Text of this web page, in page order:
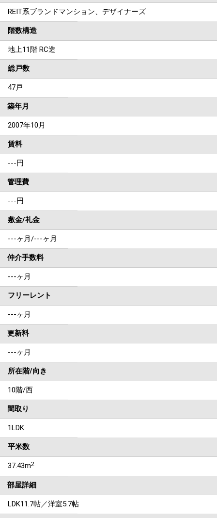
REIT系ブランドマンション、デザイナーズ
階数構造
地上11階 RC造
総戸数
47戸
築年月
2007年10月
賃料
---円
管理費
---円
敷金/礼金
---ヶ月/---ヶ月
仲介手数料
---ヶ月
フリーレント
---ヶ月
更新料
---ヶ月
所在階/向き
10階/西
間取り
1LDK
平米数
37.43m2
部屋詳細
LDK11.7帖／洋室5.7帖